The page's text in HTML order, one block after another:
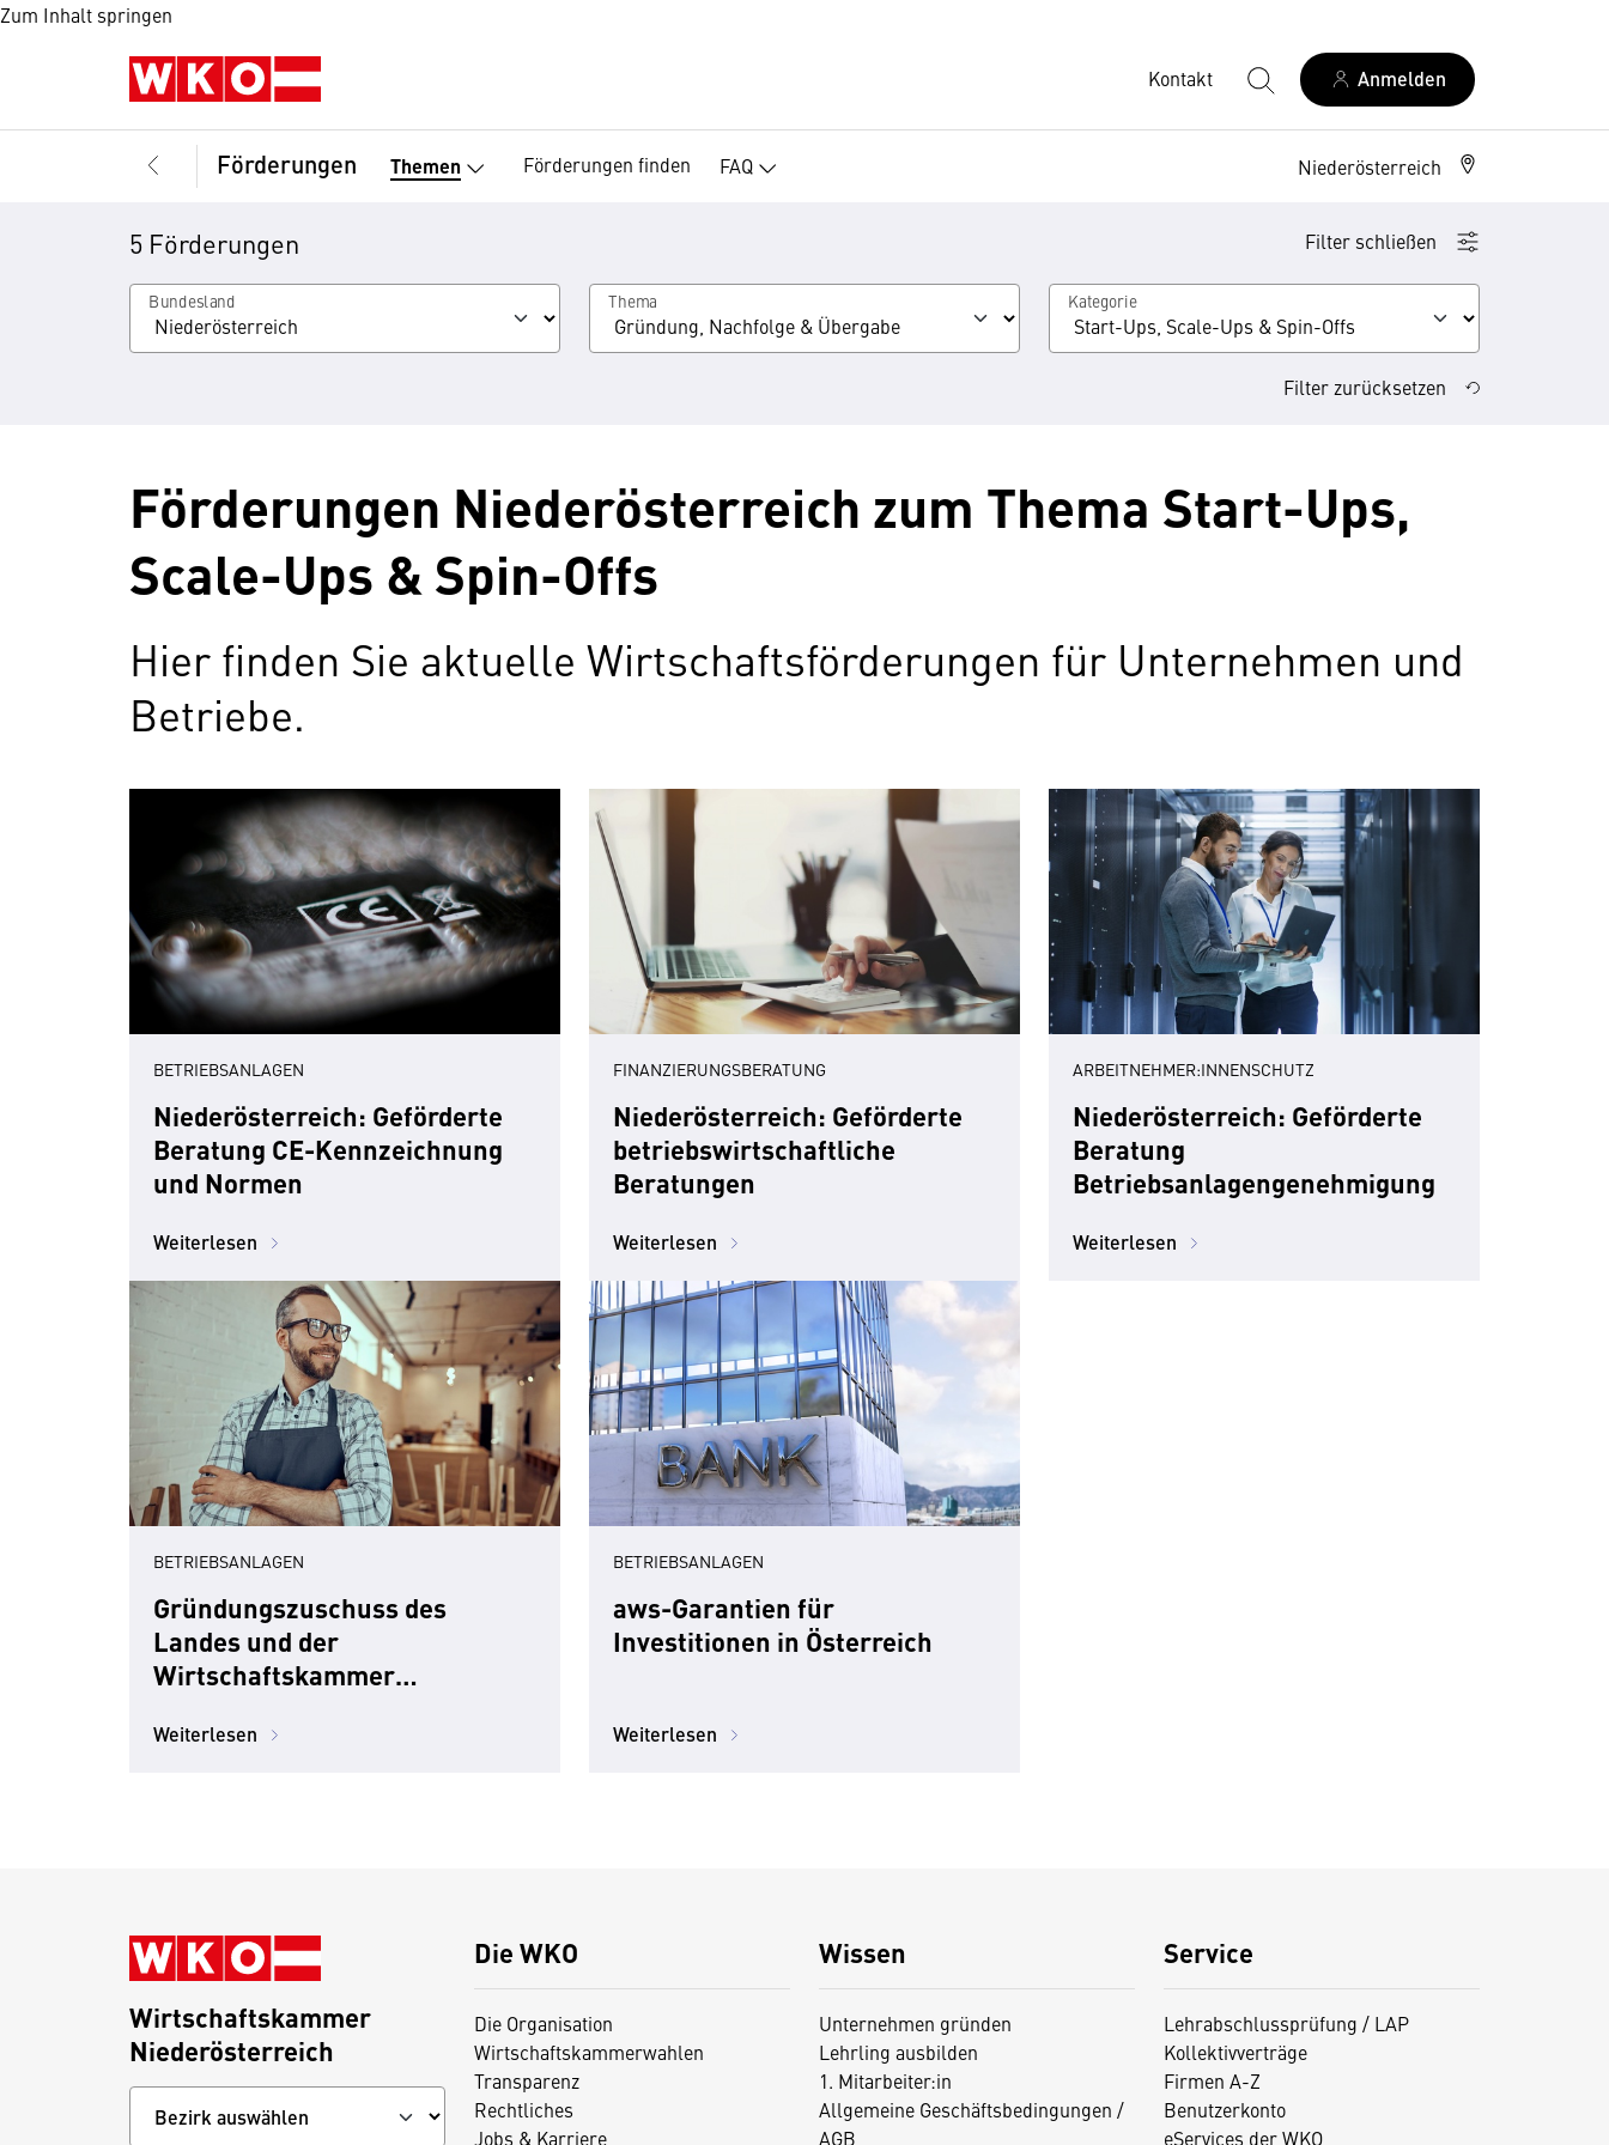
Zum Inhalt springen
Kontakt Anmelden
Förderungen Themen Förderungen finden FAQ Niederösterreich
5 Förderungen Filter schließen
Bundesland Thema Kategorie
Filter zurücksetzen
Förderungen Niederösterreich zum Thema Start-Ups,
Scale-Ups & Spin-Offs
Hier finden Sie aktuelle Wirtschaftsförderungen für Unternehmen und
Betriebe.
BETRIEBSANLAGEN
Niederösterreich: Geförderte
Beratung CE-Kennzeichnung
und Normen
Weiterlesen
FINANZIERUNGSBERATUNG
Niederösterreich: Geförderte
betriebswirtschaftliche
Beratungen
Weiterlesen
ARBEITNEHMER:INNENSCHUTZ
Niederösterreich: Geförderte
Beratung
Betriebsanlagengenehmigung
Weiterlesen
BETRIEBSANLAGEN
Gründungszuschuss des
Landes und der
Wirtschaftskammer
Weiterlesen
BETRIEBSANLAGEN
aws-Garantien für
Investitionen in Österreich
Weiterlesen
Die WKO
Die Organisation
Wirtschaftskammerwahlen
Transparenz
Rechtliches
Jobs & Karriere
Wissen
Unternehmen gründen
Lehrling ausbilden
1. Mitarbeiter:in
Allgemeine Geschäftsbedingungen /
AGB
Service
Lehrabschlussprüfung / LAP
Kollektivverträge
Firmen A-Z
Benutzerkonto
eServices der WKO
Wirtschaftskammer
Niederösterreich